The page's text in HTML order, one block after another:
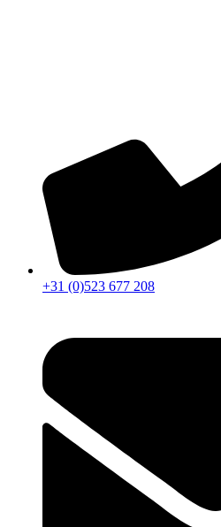
+31 (0)523 677 208